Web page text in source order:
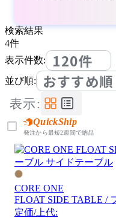
検索結果
4件
表示件数:
120件
並び順: おすすめ順
表示:
QuickShip
発注から最短2週間で納品
CORE ONE
FLOAT SIDE TABLE /
定価/上代: